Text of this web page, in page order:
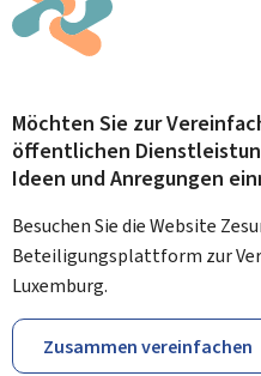
Möchten Sie zur
öffentlichen
Ideen und Anregungen
Besuchen Sie die Website
Beteiligungsplattform zur
Luxemburg.
Zusammen vereinfachen